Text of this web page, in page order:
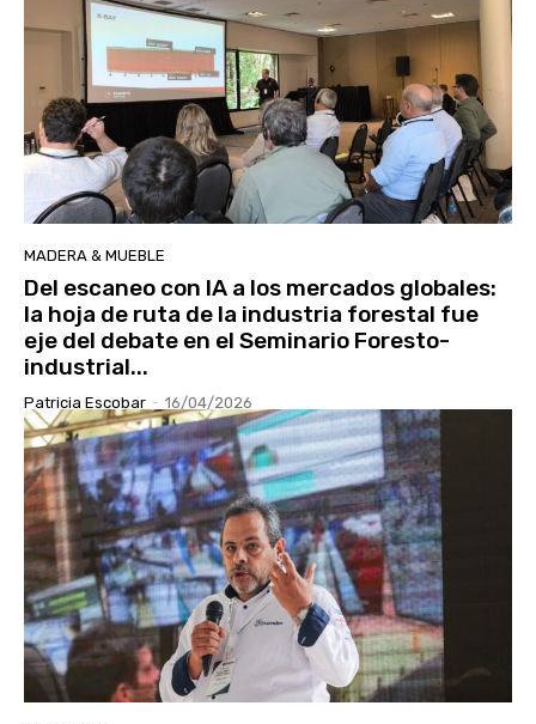
MADERA & MUEBLE
Del escaneo con IA a los mercados globales:
la hoja de ruta de la industria forestal fue
eje del debate en el Seminario Foresto-
industrial...
Patricia Escobar - 16/04/2026